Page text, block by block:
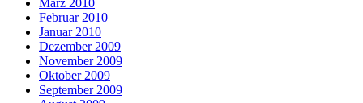
Februar 2010
Januar 2010
Dezember 2009
November 2009
Oktober 2009
September 2009